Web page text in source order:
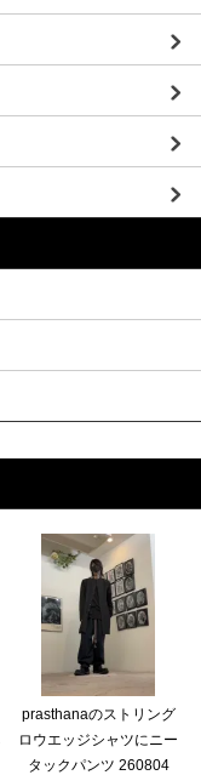
prasthanaのストリング
ロウエッジシャツにニー
タックパンツ 260804